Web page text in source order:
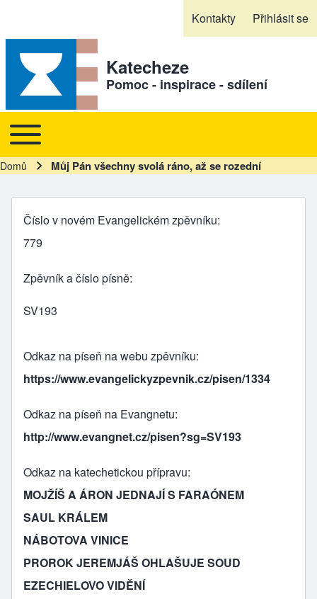
Kontakty Přihlásit se
Katecheze
Pomoc - inspirace - sdílení
Hlavní navigace
Toggle main menu
Drobečková navigace
Domů Můj Pán všechny svolá ráno, až se rozední
Číslo v novém Evangelickém zpěvníku
779
Zpěvník a číslo písně
SV193
Odkaz na píseň na webu zpěvníku
https://www.evangelickyzpevnik.cz/pisen/1334
Odkaz na píseň na Evangnetu
http://www.evangnet.cz/pisen?sg=SV193
Odkaz na katechetickou přípravu
MOJŽÍŠ A ÁRON JEDNAJÍ S FARAÓNEM
SAUL KRÁLEM
NÁBOTOVA VINICE
PROROK JEREMJÁŠ OHLAŠUJE SOUD
EZECHIELOVO VIDĚNÍ